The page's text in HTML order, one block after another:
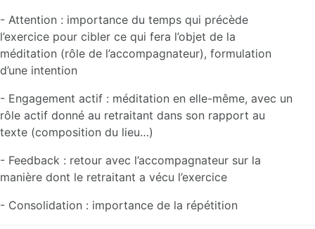
- Attention : importance du temps qui précède
l’exercice pour cibler ce qui fera l’objet de la
méditation (rôle de l’accompagnateur), formulation
d’une intention
- Engagement actif : méditation en elle-même, avec un
rôle actif donné au retraitant dans son rapport au
texte (composition du lieu…)
- Feedback : retour avec l’accompagnateur sur la
manière dont le retraitant a vécu l’exercice
- Consolidation : importance de la répétition